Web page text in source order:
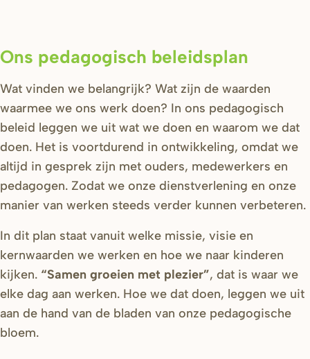
Ons pedagogisch beleidsplan
Wat vinden we belangrijk? Wat zijn de waarden
waarmee we ons werk doen? In ons pedagogisch
beleid leggen we uit wat we doen en waarom we dat
doen. Het is voortdurend in ontwikkeling, omdat we
altijd in gesprek zijn met ouders, medewerkers en
pedagogen. Zodat we onze dienstverlening en onze
manier van werken steeds verder kunnen verbeteren.
In dit plan staat vanuit welke missie, visie en
kernwaarden we werken en hoe we naar kinderen
kijken. “Samen groeien met plezier”, dat is waar we
elke dag aan werken. Hoe we dat doen, leggen we uit
aan de hand van de bladen van onze pedagogische
bloem.